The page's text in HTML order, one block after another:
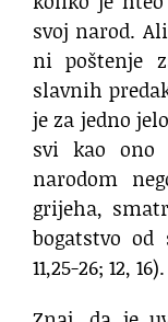
svoj narod.
ni poštenje
slavnih
je za jedno
svi kao ono
narodom
grijeha,
bogatstvo od
11,25-26; 12, 16).